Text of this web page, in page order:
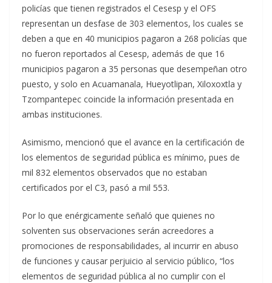
policías que tienen registrados el Cesesp y el OFS
representan un desfase de 303 elementos, los cuales se
deben a que en 40 municipios pagaron a 268 policías que
no fueron reportados al Cesesp, además de que 16
municipios pagaron a 35 personas que desempeñan otro
puesto, y solo en Acuamanala, Hueyotlipan, Xiloxoxtla y
Tzompantepec coincide la información presentada en
ambas instituciones.
Asimismo, mencionó que el avance en la certificación de
los elementos de seguridad pública es mínimo, pues de
mil 832 elementos observados que no estaban
certificados por el C3, pasó a mil 553.
Por lo que enérgicamente señaló que quienes no
solventen sus observaciones serán acreedores a
promociones de responsabilidades, al incurrir en abuso
de funciones y causar perjuicio al servicio público, “los
elementos de seguridad pública al no cumplir con el